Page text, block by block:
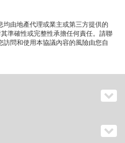
由地產代理或業主或第三方提供的
準確性或完整性承擔任何責任。請聯
問和使用本協議內容的風險由您自